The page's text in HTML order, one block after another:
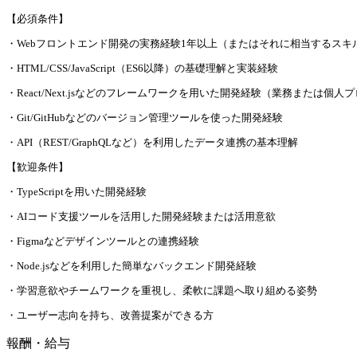
【必須条件】
・Webフロントエンド開発の実務経験1年以上（またはそれに相当するスキ
・HTML/CSS/JavaScript（ES6以降）の基礎理解と実装経験
・React/Next.jsなどのフレームワークを用いた開発経験（業務または個人プ
・Git/GitHubなどのバージョン管理ツールを使った開発経験
・API（REST/GraphQLなど）を利用したデータ連携の基本理解
【歓迎条件】
・TypeScriptを用いた開発経験
・AIコード支援ツールを活用した開発経験または活用意欲
・Figmaなどデザインツールとの連携経験
・Node.jsなどを利用した簡単なバックエンド開発経験
・学習意欲やチームワークを重視し、柔軟に課題へ取り組める姿勢
・ユーザー志向を持ち、改善提案ができる方
報酬・給与